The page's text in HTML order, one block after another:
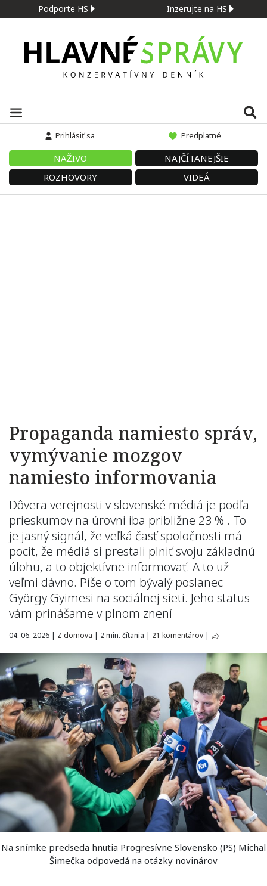
Podporte HS Inzerujte na HS
Prihlásiť sa Predplatné
NAŽIVO
NAJČÍTANEJŠIE
ROZHOVORY
VIDEÁ
Propaganda namiesto správ,
vymývanie mozgov
namiesto informovania
Dôvera verejnosti v slovenské médiá je podľa
prieskumov na úrovni iba približne 23 % . To
je jasný signál, že veľká časť spoločnosti má
pocit, že médiá si prestali plniť svoju základnú
úlohu, a to objektívne informovať. A to už
veľmi dávno. Píše o tom bývalý poslanec
György Gyimesi na sociálnej sieti. Jeho status
vám prinášame v plnom znení
04. 06. 2026 | Z domova | 2 min. čítania | 21 komentárov |
Na snímke predseda hnutia Progresívne Slovensko (PS) Michal
Šimečka odpovedá na otázky novinárov